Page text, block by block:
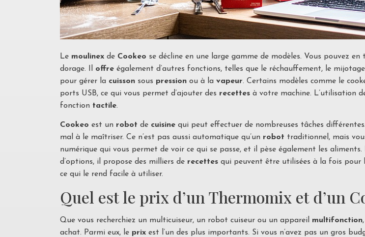
Le moulinex de Cookeo se décline en une large gamme de modèles. Vous pouvez
dorage. Il offre également d’autres fonctions, telles que le réchauffement, le
pour gérer la cuisson sous pression ou à la vapeur. Certains modèles comme le
ports USB, ce qui vous permet d’ajouter des recettes à votre machine. L’utilisation
fonction tactile.
Cookeo est un robot de cuisine qui peut effectuer de nombreuses tâches
mal à le maîtriser. Ce n’est pas aussi automatique qu’un robot traditionnel, mais
numérique qui vous permet de voir ce qui se passe, et il pèse également les aliments.
d’options, il propose des milliers de recettes qui peuvent être utilisées à la fois pour
ce qui le rend facile à utiliser.
Quel est le prix d’un Thermomix et d’un
Que vous recherchiez un multicuiseur, un robot cuiseur ou un appareil multifonction
achat. Parmi eux, le prix est l’un des plus importants. Si vous n’avez pas un gros